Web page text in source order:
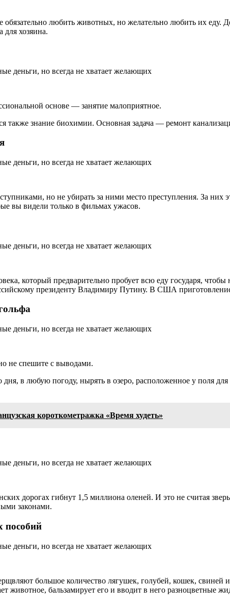
обязательно любить животных, но желательно любить их
для хозяина.
основе — занятие малоприятное.
также знание биохимии. Основная задача — ремонт
но не убирать за ними место преступления. За
вы видели только в фильмах ужасов.
который предварительно пробует всю еду государя,
президенту Владимиру Путину. В США
не спешите с выводами.
в любую погоду, нырять в озеро, расположенное у поля
короткометражка «Время худеть»
дорогах гибнут 1,5 миллиона оленей. И это не считая
законами.
пособий
большое количество лягушек, голубей, кошек,
животное, бальзамирует его и вводит в него разноцветные